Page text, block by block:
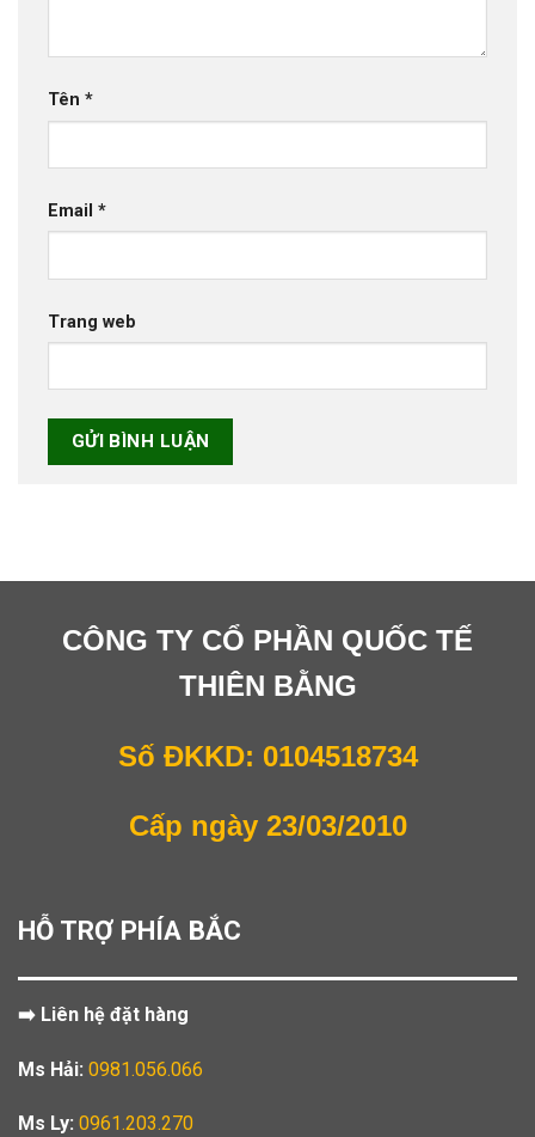
Tên *
Email *
Trang web
CÔNG TY CỔ PHẦN QUỐC TẾ
THIÊN BẰNG
Số ĐKKD: 0104518734
Cấp ngày 23/03/2010
HỖ TRỢ PHÍA BẮC
➡️ Liên hệ đặt hàng
Ms Hải: 0981.056.066
Ms Ly: 0961.203.270